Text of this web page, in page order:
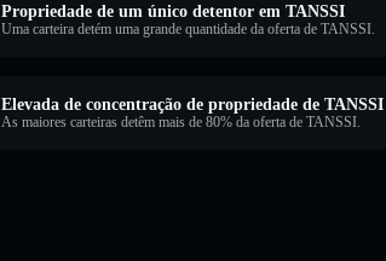
Propriedade de um único detentor em TANSSI
Uma carteira detém uma grande quantidade da oferta de TANSSI.
Elevada de concentração de propriedade de TANSSI
As maiores carteiras detêm mais de 80% da oferta de TANSSI.